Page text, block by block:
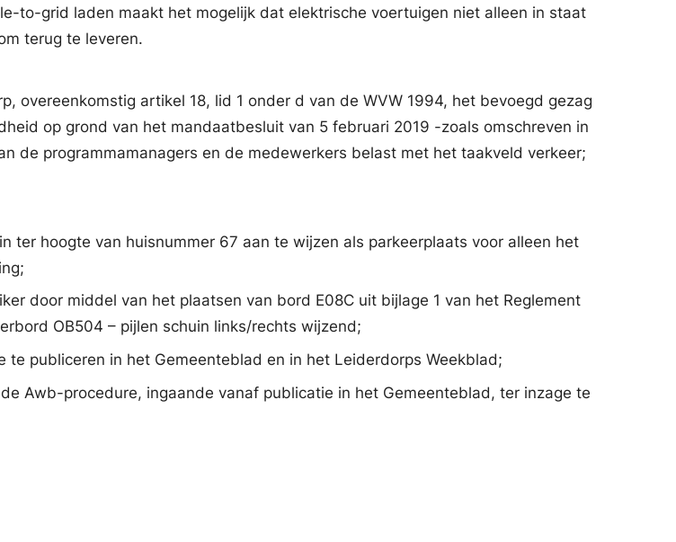
to-grid laden maakt het mogelijk dat elektrische voertuigen niet alleen in staat
terug te leveren.
overeenkomstig artikel 18, lid 1 onder d van de WVW 1994, het bevoegd gezag
op grond van het mandaatbesluit van 5 februari 2019 -zoals omschreven in
de programmamanagers en de medewerkers belast met het taakveld verkeer;
ter hoogte van huisnummer 67 aan te wijzen als parkeerplaats voor alleen het
door middel van het plaatsen van bord E08C uit bijlage 1 van het Reglement
OB504 – pijlen schuin links/rechts wijzend;
publiceren in het Gemeenteblad en in het Leiderdorps Weekblad;
Awb-procedure, ingaande vanaf publicatie in het Gemeenteblad, ter inzage te